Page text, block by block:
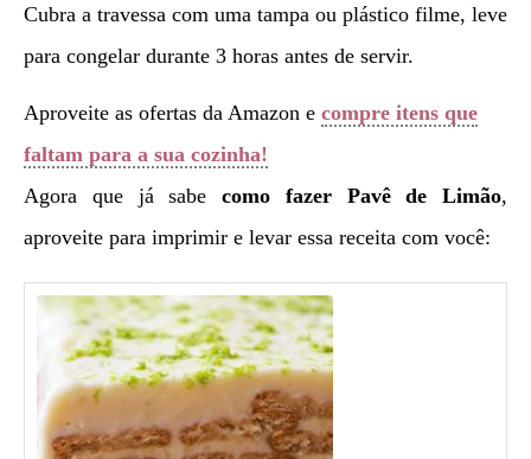
Cubra a travessa com uma tampa ou plástico filme, leve
para congelar durante 3 horas antes de servir.
Aproveite as ofertas da Amazon e compre itens que
faltam para a sua cozinha!
Agora que já sabe como fazer Pavê de Limão,
aproveite para imprimir e levar essa receita com você: